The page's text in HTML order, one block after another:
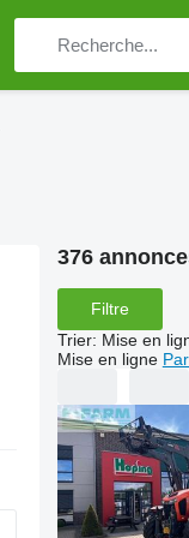
376
Filtre
Trier: Mise en
Mise en ligne